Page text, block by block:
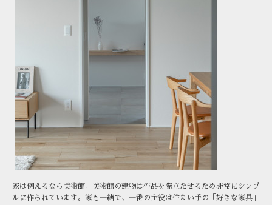
家は例えるなら美術館。美術館の建物は作品を際立たせるため非常にシンプ
ルに作られています。家も一緒で、一番の主役は住まい手の「好きな家具」